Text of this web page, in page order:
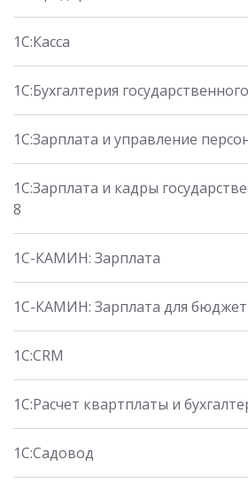
1С:Касса
1С:Бухгалтерия
1С:Зарплата и управление
1С:Зарплата и кадры
8
1С-КАМИН: Зарплата
1С-КАМИН: Зарплата для
1C:CRM
1С:Расчет квартплаты и
1С:Садовод